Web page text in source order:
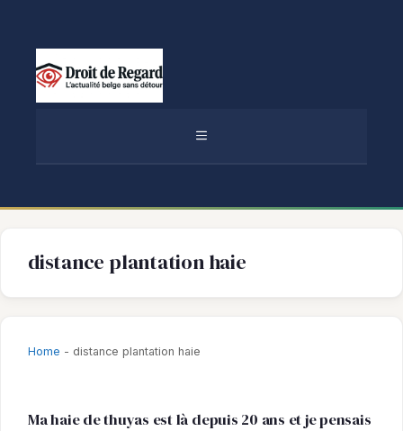
MENU
distance plantation haie
Home - distance plantation haie
Ma haie de thuyas est là depuis 20 ans et je pensais